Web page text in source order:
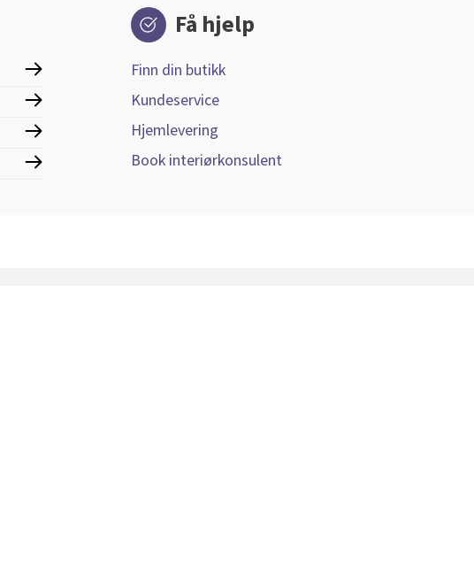
Få hjelp
Finn din butikk
Kundeservice
Hjemlevering
Book interiørkonsulent